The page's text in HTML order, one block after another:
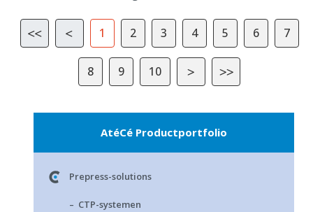
1 2 3 4 5 6 7
8 9 10
AtéCé Productportfolio
Prepress-solutions
– CTP-systemen